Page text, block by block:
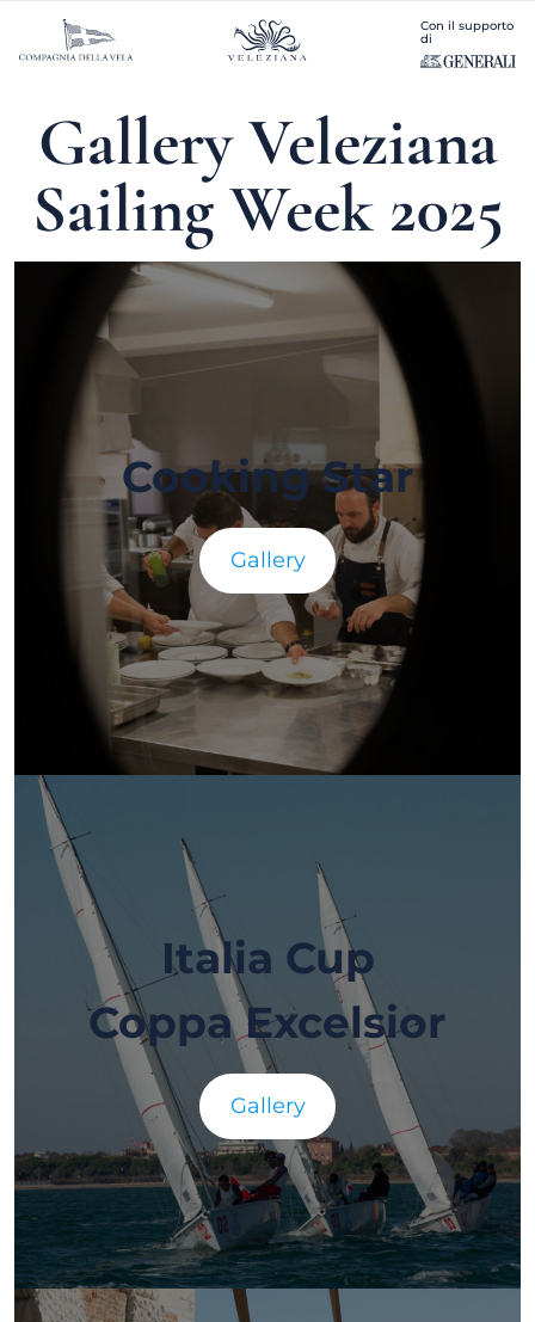
Con il supporto
di
Gallery Veleziana
Sailing Week 2025
Cooking Star
Gallery
Italia Cup
Coppa Excelsior
Gallery